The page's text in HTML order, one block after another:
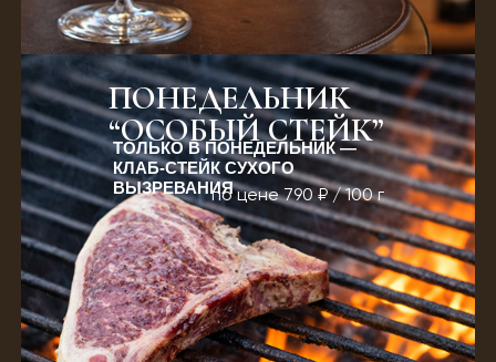
ПОНЕДЕЛЬНИК
“ОСОБЫЙ СТЕЙК”
ТОЛЬКО В ПОНЕДЕЛЬНИК —
КЛАБ-СТЕЙК СУХОГО
ВЫЗРЕВАНИЯпо цене 790 ₽ / 100 г